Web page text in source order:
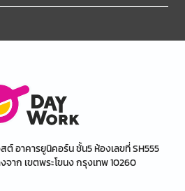
สต์ อาคารยูนิคอร์น ชั้น5 ห้องเลขที่ SH555
าก เขตพระโขนง กรุงเทพ 10260